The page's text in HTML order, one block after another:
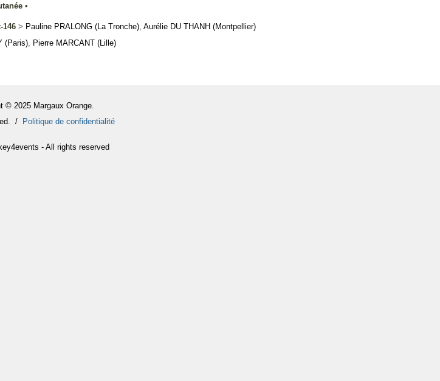
•
146 > Pauline PRALONG (La Tronche) Aurélie DU THANH (Montpellier)
(Paris) Pierre MARCANT (Lille)
© 2025 Margaux Orange.
/
Politique de confidentialité
- All rights reserved